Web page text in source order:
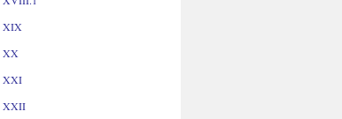
XIX
XX
XXI
XXII